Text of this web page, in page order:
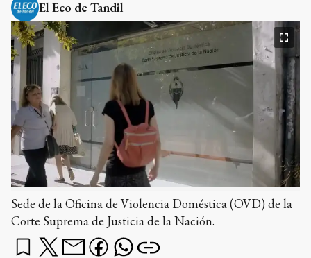
El Eco de Tandil
Sede de la Oficina de Violencia Doméstica (OVD) de la
Corte Suprema de Justicia de la Nación.